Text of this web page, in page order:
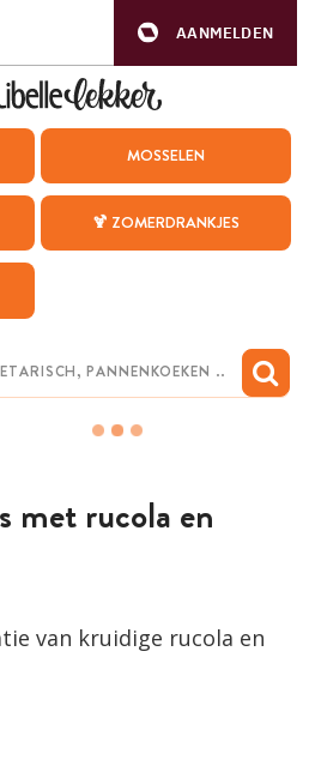
AANMELDEN
MOSSELEN
🍹 ZOMERDRANKJES
met rucola en
van kruidige rucola en